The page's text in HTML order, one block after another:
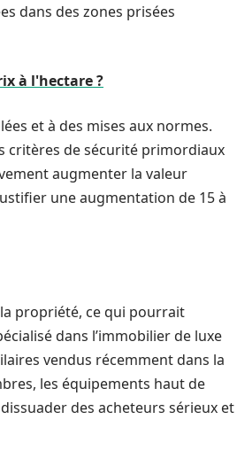
dans des zones prisées
à l'hectare ?
et à des mises aux normes.
critères de sécurité primordiaux
augmenter la valeur
une augmentation de 15 à
propriété, ce qui pourrait
dans l’immobilier de luxe
vendus récemment dans la
les équipements haut de
des acheteurs sérieux et